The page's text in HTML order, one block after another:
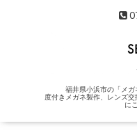
福井県小浜市の「メガ
度付きメガネ製作、レンズ
に